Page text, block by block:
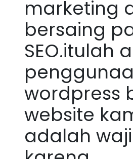
marketing
bersaing
SEO.itulah
wordpress
website
adalah